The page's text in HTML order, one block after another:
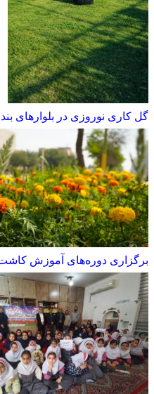
گل کاری نوروزی در بلوارهای
برگزاری دوره‌های آموزش